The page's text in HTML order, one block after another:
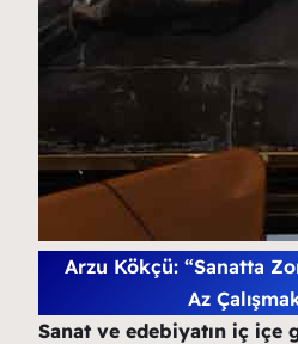
Arzu Kökçü: “Sanatta
Az
Sanat ve edebiyatın iç